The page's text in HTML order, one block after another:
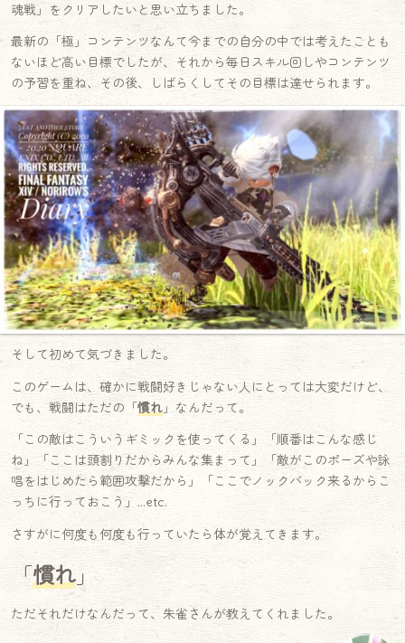
魂戦」をクリアしたいと思い立ちました。
最新の「極」コンテンツなんて今までの自分の中では考えたことも
ないほど高い目標でしたが、それから毎日スキル回しやコンテンツ
の予習を重ね、その後、しばらくしてその目標は達せられます。
そして初めて気づきました。
このゲームは、確かに戦闘好きじゃない人にとっては大変だけど、
でも、戦闘はただの「慣れ 」なんだって。
「この敵はこういうギミックを使ってくる」「順番はこんな感じ
ね」「ここは頭割りだからみんな集まって」「敵がこのポーズや詠
唱をはじめたら範囲攻撃だから」「ここでノックバック来るからこ
っちに行っておこう」…etc.
さすがに何度も何度も行っていたら体が覚えてきます。
「慣れ 」
ただそれだけなんだって、朱雀さんが教えてくれました。